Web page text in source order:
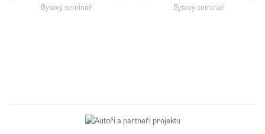
Bytový seminář Bytový seminář